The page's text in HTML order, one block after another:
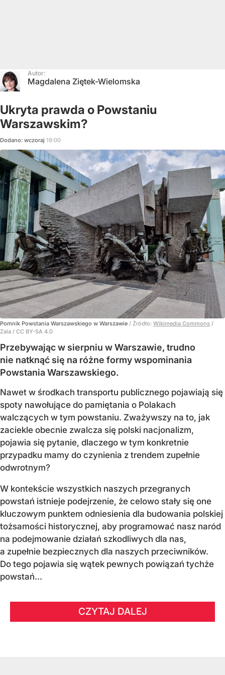
Autor:
Magdalena Ziętek-Wielomska
Ukryta prawda o Powstaniu
Warszawskim?
Dodano: wczoraj 19:00
Pomnik Powstania Warszawskiego w Warszawie / Źródło: Wikimedia Commons /
Zala / CC BY-SA 4.0
Przebywając w sierpniu w Warszawie, trudno
nie natknąć się na różne formy wspominania
Powstania Warszawskiego.
Nawet w środkach transportu publicznego pojawiają się
spoty nawołujące do pamiętania o Polakach
walczących w tym powstaniu. Zważywszy na to, jak
zaciekle obecnie zwalcza się polski nacjonalizm,
pojawia się pytanie, dlaczego w tym konkretnie
przypadku mamy do czynienia z trendem zupełnie
odwrotnym?
W kontekście wszystkich naszych przegranych
powstań istnieje podejrzenie, że celowo stały się one
kluczowym punktem odniesienia dla budowania polskiej
tożsamości historycznej, aby programować nasz naród
na podejmowanie działań szkodliwych dla nas,
a zupełnie bezpiecznych dla naszych przeciwników.
Do tego pojawia się wątek pewnych powiązań tychże
powstań...
CZYTAJ DALEJ